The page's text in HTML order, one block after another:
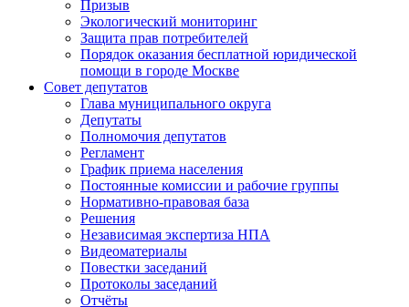
Призыв
Экологический мониторинг
Защита прав потребителей
Порядок оказания бесплатной юридической
помощи в городе Москве
Совет депутатов
Глава муниципального округа
Депутаты
Полномочия депутатов
Регламент
График приема населения
Постоянные комиссии и рабочие группы
Нормативно-правовая база
Решения
Независимая экспертиза НПА
Видеоматериалы
Повестки заседаний
Протоколы заседаний
Отчёты